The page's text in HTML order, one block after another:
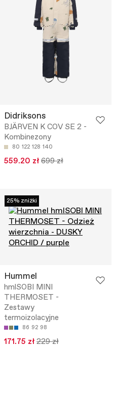
Didriksons
BJÄRVEN K COV SE 2 -
Kombinezony
80 122 128 140
559.20 zł 699 zł
25% zniżki
Hummel
hmlSOBI MINI
THERMOSET -
Zestawy
termoizolacyjne
86 92 98
171.75 zł 229 zł